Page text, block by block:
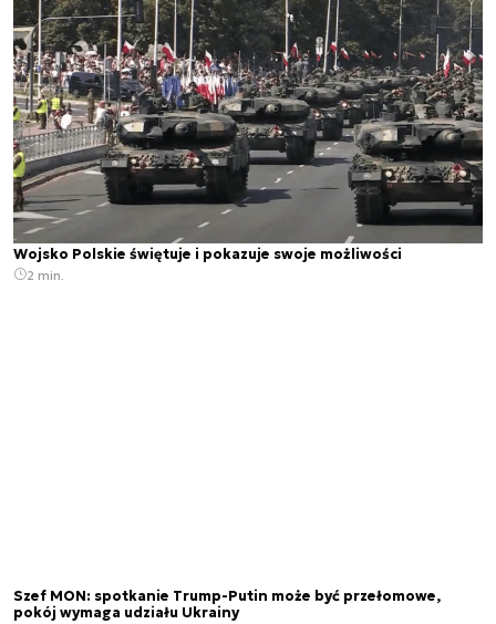
Wojsko Polskie świętuje i pokazuje swoje możliwości
2 min.
Szef MON: spotkanie Trump-Putin może być przełomowe,
pokój wymaga udziału Ukrainy